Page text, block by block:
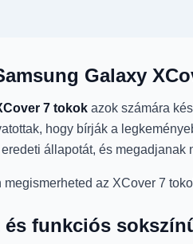
Galaxy
7 tokok azok számára
hogy bírják a
állapotát, és
megismerheted az XCover 7
funkciós